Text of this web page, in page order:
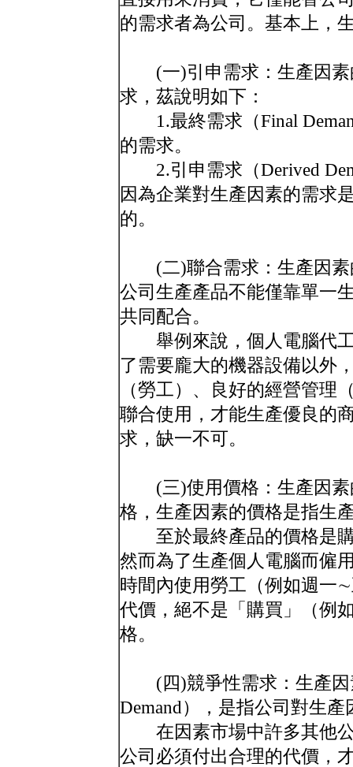
的需求者為公司。基本上，
(一)引申需求：生產因素
求，茲說明如下：
1.最終需求（Final
的需求。
2.引申需求（Derived
因為企業對生產因素的需求
的。
(二)聯合需求：生產因素
公司生產產品不能僅靠單一
共同配合。
舉例來說，個人電腦代工
了需要龐大的機器設備以外
（勞工）、良好的經營管理
聯合使用，才能生產優良的
求，缺一不可。
(三)使用價格：生產因素
格，生產因素的價格是指生
至於最終產品的價格是購
然而為了生產個人電腦而僱
時間內使用勞工（例如週一
代價，絕不是「購買」（例
格。
(四)競爭性需求：生產因
Demand），是指公司對生
在因素市場中許多其他公
公司必須付出合理的代價，